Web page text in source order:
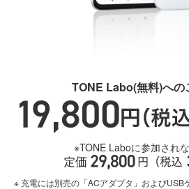
TONE Labo(無料)への
※TONE Laboに参加されな
※ 充電には別売の「ACアダプタ」およびUSB